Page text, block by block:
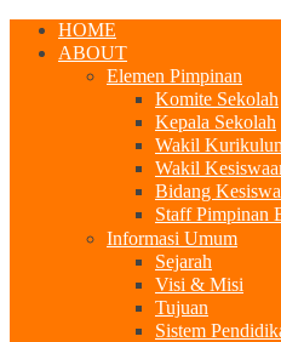
HOME
ABOUT
Elemen Pimpinan
Komite Sekolah
Kepala Sekolah
Wakil
Wakil
Bidang
Staff Pimpinan
Informasi Umum
Sejarah
Visi & Misi
Tujuan
Sistem